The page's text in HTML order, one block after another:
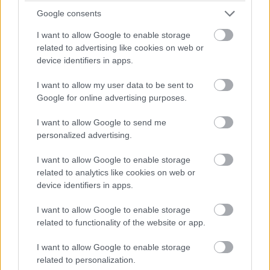
Google consents
I want to allow Google to enable storage
related to advertising like cookies on web or
device identifiers in apps.
I want to allow my user data to be sent to
Google for online advertising purposes.
I want to allow Google to send me
personalized advertising.
I want to allow Google to enable storage
related to analytics like cookies on web or
device identifiers in apps.
I want to allow Google to enable storage
related to functionality of the website or app.
I want to allow Google to enable storage
related to personalization.
De Vettel miért csinálta ezt? Verstappennek előtte volt egy
ötmásodperces büntetése, a német szuperlágy gumikon volt,
Az eset: